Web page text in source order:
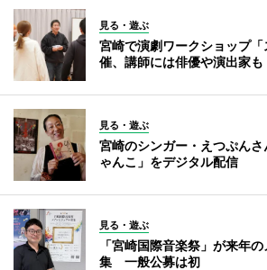
見る・遊ぶ
宮崎で演劇ワークショップ
催、講師には俳優や演出家も
見る・遊ぶ
宮崎のシンガー・えつぷん
ゃんこ」をデジタル配信
見る・遊ぶ
「宮崎国際音楽祭」が来年
集 一般公募は初